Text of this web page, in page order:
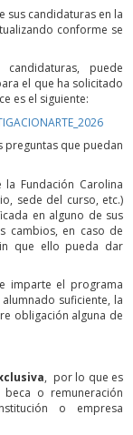
sus candidaturas en la
conforme se
puede
el que ha solicitado
es el siguiente:
preguntas que puedan
Fundación Carolina
sede del curso, etc.)
en alguno de sus
cambios, en caso de
que ello pueda dar
imparte el programa
suficiente, la
obligación alguna de
, por lo que es
o remuneración
o empresa